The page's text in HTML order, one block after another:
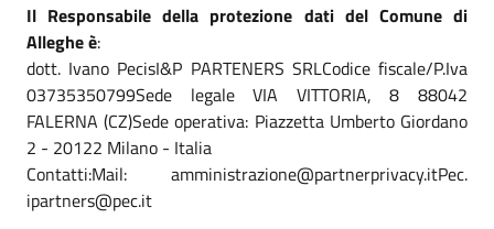
Il Responsabile della protezione dati del Comune di
Alleghe è:
dott. Ivano PecisI&P PARTENERS SRLCodice fiscale/P.Iva
03735350799Sede legale VIA VITTORIA, 8 88042
FALERNA (CZ)Sede operativa: Piazzetta Umberto Giordano
2 - 20122 Milano - Italia
Contatti:Mail: amministrazione@partnerprivacy.itPec.
ipartners@pec.it